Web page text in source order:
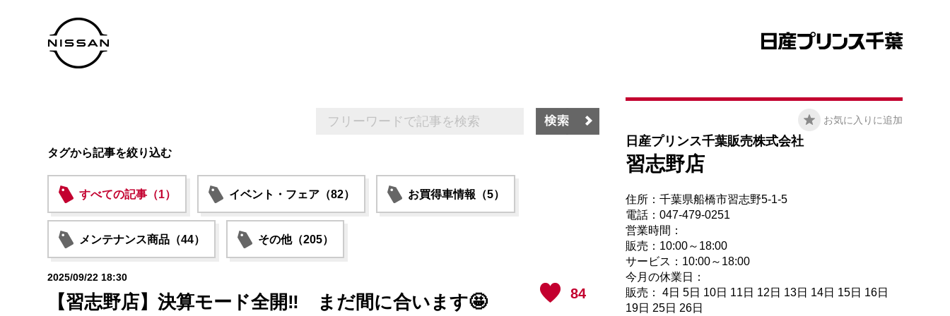
タグから記事を絞り込む
すべての記事（1） イベント・フェア（82） お買得車情報（5）
メンテナンス商品（44） その他（205）
84
2025/09/22 18:30
【習志野店】決算モード全開‼️ まだ間に合います🤩
お気に入りに追加
日産プリンス千葉販売株式会社
習志野店
住所：千葉県船橋市習志野5-1-5
電話：047-479-0251
営業時間：
販売：10:00～18:00
サービス：10:00～18:00
今月の休業日：
販売： 4日 5日 10日 11日 12日 13日 14日 15日 16日
19日 25日 26日